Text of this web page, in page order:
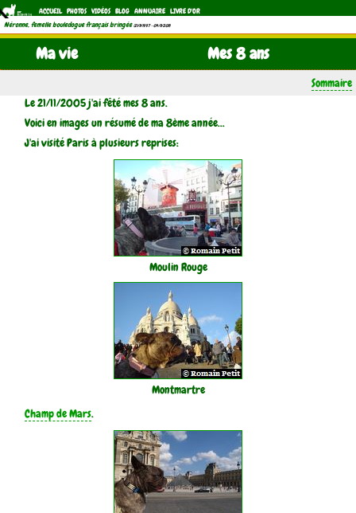
ACCUEIL PHOTOS VIDÉOS BLOG ANNUAIRE LIVRE D'OR
Néronne, femelle bouledogue français bringée (21/11/1997 - 04/11/2011)
Ma vie Mes 8 ans
Sommaire
Le 21/11/2005 j'ai fêté mes 8 ans.
Voici en images un résumé de ma 8ème année...
J'ai visité Paris à plusieurs reprises:
Moulin Rouge
Montmartre
Champ de Mars.